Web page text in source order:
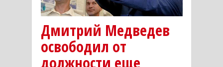
Дмитрий Медведев
освободил от
должности еще